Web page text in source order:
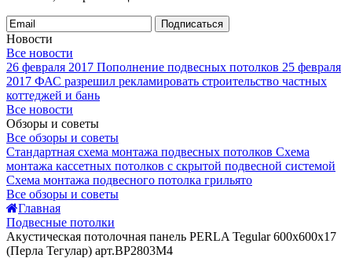
Подписаться
Новости
Все новости
26 февраля 2017 Пополнение подвесных потолков 25 февраля
2017 ФАС разрешил рекламировать строительство частных
коттеджей и бань
Все новости
Обзоры и советы
Все обзоры и советы
Стандартная схема монтажа подвесных потолков Схема
монтажа кассетных потолков с скрытой подвесной системой
Схема монтажа подвесного потолка грильято
Все обзоры и советы
Главная
Подвесные потолки
Акустическая потолочная панель PERLA Tegular 600x600x17
(Перла Тегулар) арт.BP2803M4